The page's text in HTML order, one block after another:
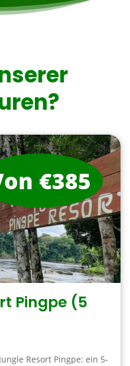
Pingpe (5
Resort Pingpe: ein 5-
€385